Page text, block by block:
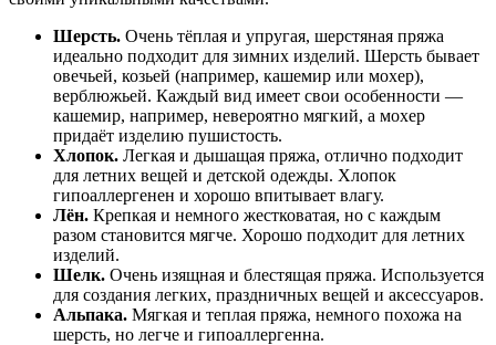
Шерсть. Очень тёплая и упругая, шерстяная пряжа
идеально подходит для зимних изделий. Шерсть бывает
овечьей, козьей (например, кашемир или мохер),
верблюжьей. Каждый вид имеет свои особенности —
кашемир, например, невероятно мягкий, а мохер
придаёт изделию пушистость.
Хлопок. Легкая и дышащая пряжа, отлично подходит
для летних вещей и детской одежды. Хлопок
гипоаллергенен и хорошо впитывает влагу.
Лён. Крепкая и немного жестковатая, но с каждым
разом становится мягче. Хорошо подходит для летних
изделий.
Шелк. Очень изящная и блестящая пряжа. Используется
для создания легких, праздничных вещей и аксессуаров.
Альпака. Мягкая и теплая пряжа, немного похожа на
шерсть, но легче и гипоаллергенна.